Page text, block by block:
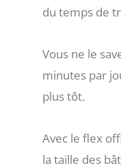
du temps de
Vous ne le
minutes par
plus tôt.
Avec le flex
la taille des